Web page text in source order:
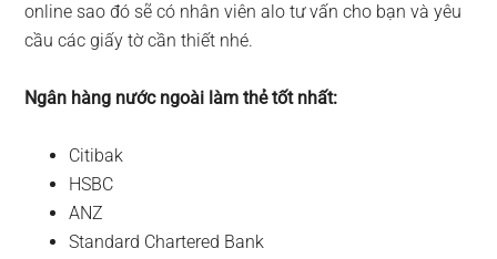
online sao đó sẽ có nhân viên alo tư vấn cho bạn và yêu
cầu các giấy tờ cần thiết nhé.
Ngân hàng nước ngoài làm thẻ tốt nhất:
Citibak
HSBC
ANZ
Standard Chartered Bank